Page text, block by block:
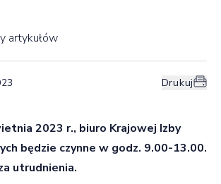
artykułów
Drukuj
2023 r., biuro Krajowej Izby
będzie czynne w godz. 9.00-13.00.
utrudnienia.